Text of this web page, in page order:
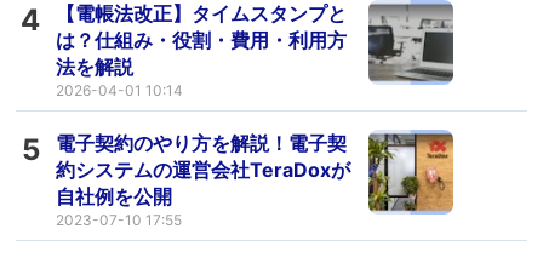
4
【電帳法改正】タイムスタンプと
は？仕組み・役割・費用・利用方
法を解説
2026-04-01 10:14
5
電子契約のやり方を解説！電子契
約システムの運営会社TeraDoxが
自社例を公開
2023-07-10 17:55